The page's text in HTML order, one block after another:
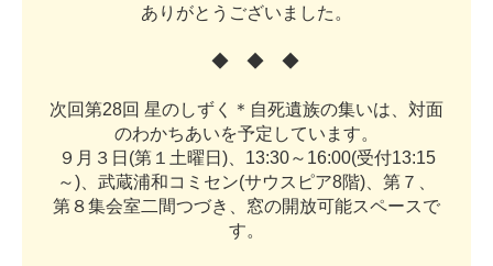
あ り がと う ござい ま した 。
◆ ◆ ◆
次回第28回 星のしず く ＊ 自死遺族の集いは 対面
のわかちあいを予定 してい ま す。
９ 月 ３ 日 (第１ 土曜 日 )、 13:30～ 16:00(受付13:15
～) 武蔵浦和コ ミ セン(サウ ス ピア8階) 第 ７
第８集会室二 間つづき 窓の開放可能スペースで
す。